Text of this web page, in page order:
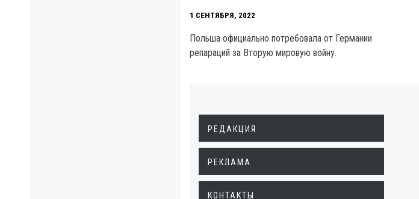
1 СЕНТЯБРЯ, 2022
Польша официально потребовала от Германии
репараций за Вторую мировую войну.
РЕДАКЦИЯ
РЕКЛАМА
КОНТАКТЫ